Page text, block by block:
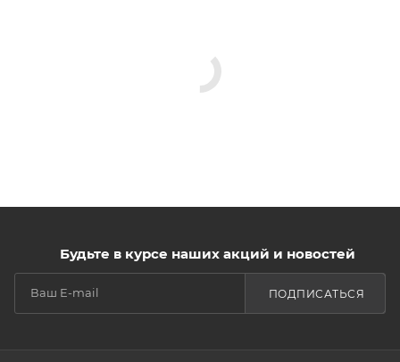
Будьте в курсе наших акций и новостей
ПОДПИСАТЬСЯ